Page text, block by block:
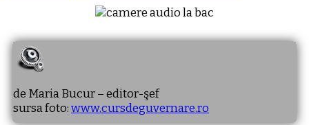
de Maria Bucur – editor-şef
sursa foto:www.cursdeguvernare.ro